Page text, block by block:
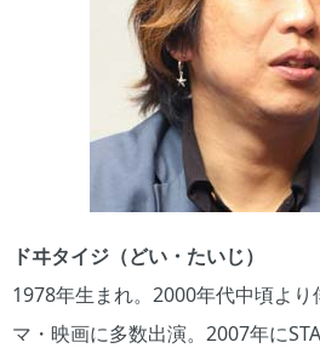
ドヰタイジ（どい・たいじ）
1978年生まれ。2000年代中頃より
マ・映画に多数出演。2007年に